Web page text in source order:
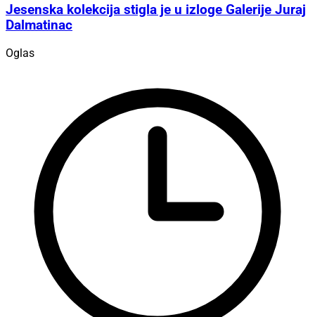
Jesenska kolekcija stigla je u izloge Galerije Juraj
Dalmatinac
Oglas